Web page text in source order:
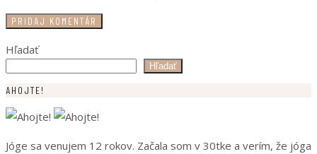
Hľadať
Hľadať
AHOJTE!
Jóge sa venujem 12 rokov. Začala som v 30tke a verím, že jóga